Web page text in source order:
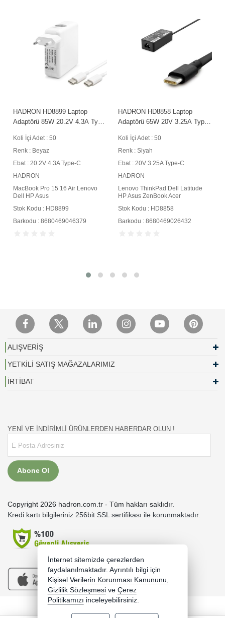
HADRON HD8899 Laptop
Adaptörü 85W 20.2V 4.3A Type-
Koli İçi Adet : 50
Renk : Beyaz
Ebat : 20.2V 4.3A Type-C
HADRON
MacBook Pro 15 16 Air Lenovo
Dell HP Asus
Stok Kodu : HD8899
Barkodu : 8680469046379
HADRON HD8858 Laptop
Adaptörü 65W 20V 3.25A Type-
Koli İçi Adet : 50
Renk : Siyah
Ebat : 20V 3.25A Type-C
HADRON
Lenovo ThinkPad Dell Latitude
HP Asus ZenBook Acer
Stok Kodu : HD8858
Barkodu : 8680469026432
ALIŞVERİŞ
YETKİLİ SATIŞ MAĞAZALARIMIZ
İRTİBAT
YENİ VE İNDİRİMLİ ÜRÜNLERDEN HABERDAR OLUN !
Abone Ol
Copyright 2026 hadron.com.tr - Tüm hakları saklıdır.
Kredi kartı bilgileriniz 256bit SSL sertifikası ile korunmaktadır.
Bu site AKINSOFT E-Ticaret ile hazırlanmıştır.
İnternet sitemizde çerezlerden
faydalanılmaktadır. Ayrıntılı bilgi için
Kişisel Verilerin Korunması Kanununu,
Gizlilik Sözleşmesi ve Çerez
Politikamızı inceleyebilirsiniz.